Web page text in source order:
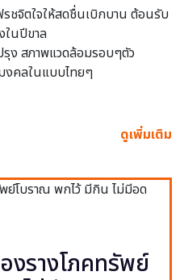
ชจิตใจให้สดชื่นเบิกบาน ต้อนรับ
ในปีขาล
ง สภาพแวดล้อมรอบๆตัว
งคลในแบบไทยๆ
ดูเพิ่มเติม
งรางโภคทรัพย์